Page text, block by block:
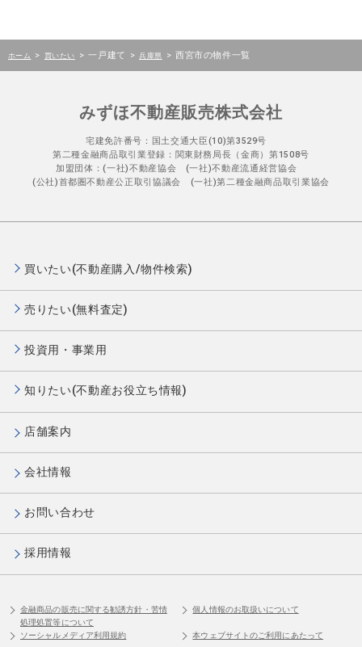
ホーム > 買いたい > 一戸建て > 兵庫県 > 西宮市の物件一覧
みずほ不動産販売株式会社
宅建免許番号：国土交通大臣(10)第3529号
第二種金融商品取引業登録：関東財務局長（金商）第1508号
加盟団体：(一社)不動産協会 (一社)不動産流通経営協会
(公社)首都圏不動産公正取引協議会 (一社)第二種金融商品取引業協会
買いたい(不動産購入/物件検索)
売りたい(無料査定)
投資用・事業用
知りたい(不動産お役立ち情報)
店舗案内
会社情報
お問い合わせ
採用情報
金融商品の販売に関する勧誘方針・苦情
処理処置等について
個人情報のお取扱いについて
ソーシャルメディア利用規約
本ウェブサイトのご利用にあたって